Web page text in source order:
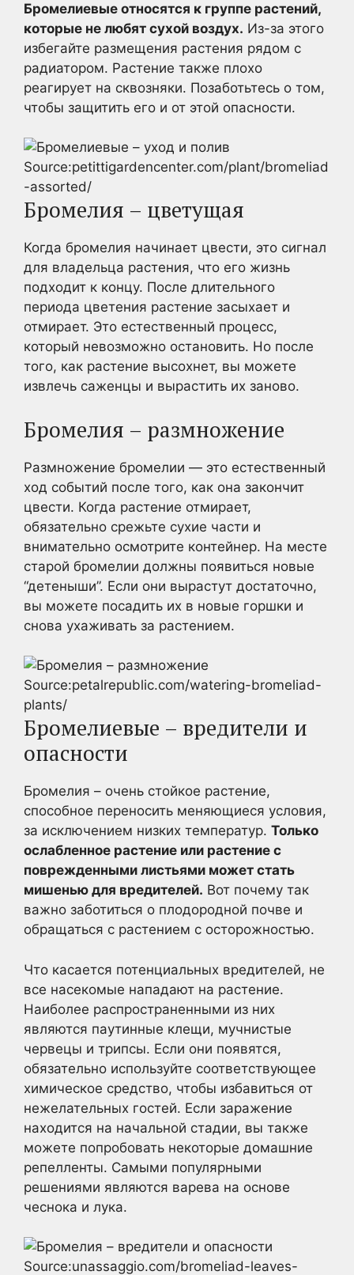
Бромелиевые относятся к группе растений,
которые не любят сухой воздух. Из-за этого
избегайте размещения растения рядом с
радиатором. Растение также плохо
реагирует на сквозняки. Позаботьтесь о том,
чтобы защитить его и от этой опасности.
Source:petittigardencenter.com/plant/bromeliad
-assorted/
Бромелия – цветущая
Когда бромелия начинает цвести, это сигнал
для владельца растения, что его жизнь
подходит к концу. После длительного
периода цветения растение засыхает и
отмирает. Это естественный процесс,
который невозможно остановить. Но после
того, как растение высохнет, вы можете
извлечь саженцы и вырастить их заново.
Бромелия – размножение
Размножение бромелии — это естественный
ход событий после того, как она закончит
цвести. Когда растение отмирает,
обязательно срежьте сухие части и
внимательно осмотрите контейнер. На месте
старой бромелии должны появиться новые
“детеныши”. Если они вырастут достаточно,
вы можете посадить их в новые горшки и
снова ухаживать за растением.
Source:petalrepublic.com/watering-bromeliad-
plants/
Бромелиевые – вредители и
опасности
Бромелия – очень стойкое растение,
способное переносить меняющиеся условия,
за исключением низких температур. Только
ослабленное растение или растение с
поврежденными листьями может стать
мишенью для вредителей. Вот почему так
важно заботиться о плодородной почве и
обращаться с растением с осторожностью.
Что касается потенциальных вредителей, не
все насекомые нападают на растение.
Наиболее распространенными из них
являются паутинные клещи, мучнистые
червецы и трипсы. Если они появятся,
обязательно используйте соответствующее
химическое средство, чтобы избавиться от
нежелательных гостей. Если заражение
находится на начальной стадии, вы также
можете попробовать некоторые домашние
репелленты. Самыми популярными
решениями являются варева на основе
чеснока и лука.
Source:unassaggio.com/bromeliad-leaves-